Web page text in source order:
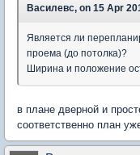
Василевс, on 15 Apr
Является ли
проема (до потолка)?
Ширина и положение
в плане дверной и
соответственно план